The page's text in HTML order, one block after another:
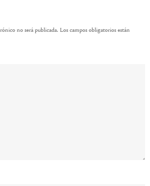
no será publicada. Los campos obligatorios están